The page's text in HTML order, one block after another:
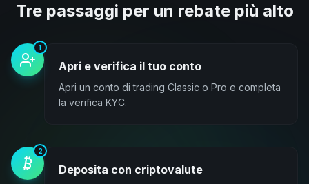
Tre passaggi per un rebate più alto
1
Apri e verifica il tuo conto
Apri un conto di trading Classic o Pro e completa
la verifica KYC.
2
Deposita con criptovalute